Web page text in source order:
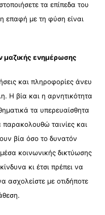
τα επίπεδα του
επαφή με τη φύση είναι
μαζικής ενημέρωσης
και πληροφορίες άνευ
Η βία και η αρνητικότητα
τα υπερευαίσθητα
ταινίες και
βία όσο το δυνατόν
κοινωνικής δικτύωσης
κι έτσι πρέπει να
ασχολείστε με οτιδήποτε